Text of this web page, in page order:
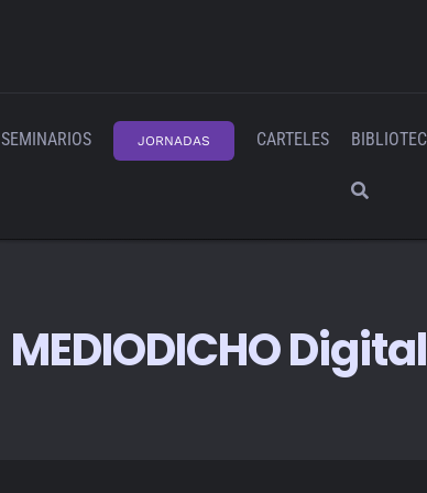
SEMINARIOS JORNADAS CARTELES
MEDIODICHO Digital